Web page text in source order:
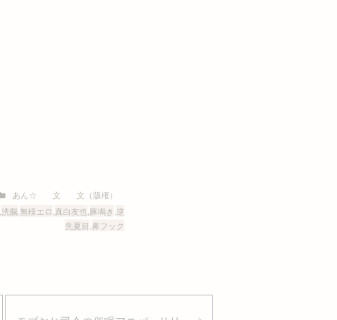
あん☆ 文
文（版権）
洗脳 無様エロ 真白友也 豚鳴き 逆
先夏目 鼻フック